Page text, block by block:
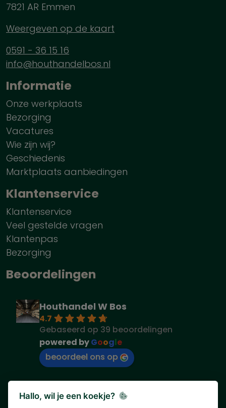
7821 AR Emmen
Weergeven op de kaart
0591 - 36 15 16
info@houthandelbos.nl
Informatie
Onze werkplaats
Bezorging
Vacatures
Wie zijn wij?
Geschiedenis
Marktplaats aanbiedingen
Klantenservice
Klantenservice
Veel gestelde vragen
Klantenpas
Bezorging
Beoordelingen
Houthandel W Bos
4.7
Gebaseerd op 39 beoordelingen
powered byGoogle
beoordeel ons op
Hallo, wil je een koekje?